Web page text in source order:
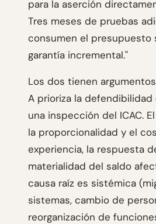
para la aserción
Tres meses de pruebas
consumen el presupuesto
garantía incremental."
Los dos tienen
A prioriza la
una inspección del ICAC.
la proporcionalidad y el
experiencia, la respuesta
materialidad del saldo
causa raíz es sistémica
sistemas, cambio de
reorganización de